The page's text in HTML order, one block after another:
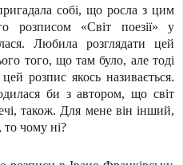
собі, що росла з цим
розписом «Світ поезії» у
Любила розглядати цей
того, що там було, але тоді
розпис якось називається.
би з автором, що світ
також. Для мене він інший,
чому ні?